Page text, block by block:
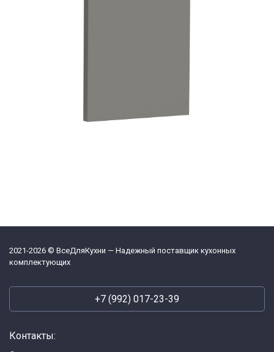
2021-2026 © ВсеДляКухни — Надежный поставщик кухонных
комплектующих
+7 (992) 017-23-39
Контакты: